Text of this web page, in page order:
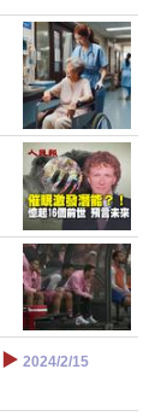
▶️ 2024/2/15